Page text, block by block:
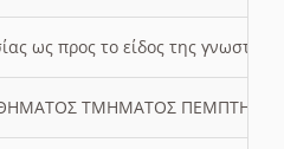
ως προς το είδος της
ΤΜΗΜΑΤΟΣ